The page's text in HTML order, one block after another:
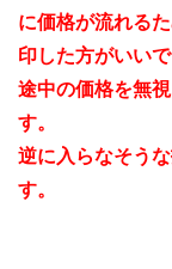
に価格が流れる
印した方がいいで
途中の価格を無
す。
逆に入らなそう
す。